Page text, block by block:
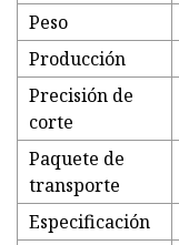
Peso
Producción
Precisión de
corte
Paquete de
transporte
Especificación